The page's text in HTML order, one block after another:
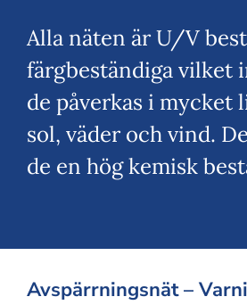
Alla näten är U/V
färgbeständiga vilket
de påverkas i mycket
sol, väder och vind.
de en hög kemisk
Avspärrningsnät –